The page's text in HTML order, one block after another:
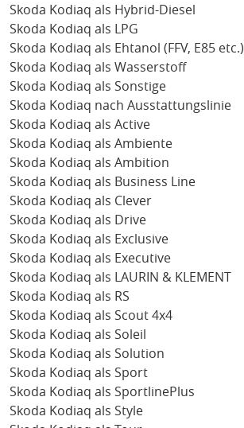
Skoda Kodiaq als Hybrid-Diesel
Skoda Kodiaq als LPG
Skoda Kodiaq als Ehtanol (FFV, E85 etc.)
Skoda Kodiaq als Wasserstoff
Skoda Kodiaq als Sonstige
Skoda Kodiaq nach Ausstattungslinie
Skoda Kodiaq als Active
Skoda Kodiaq als Ambiente
Skoda Kodiaq als Ambition
Skoda Kodiaq als Business Line
Skoda Kodiaq als Clever
Skoda Kodiaq als Drive
Skoda Kodiaq als Exclusive
Skoda Kodiaq als Executive
Skoda Kodiaq als LAURIN & KLEMENT
Skoda Kodiaq als RS
Skoda Kodiaq als Scout 4x4
Skoda Kodiaq als Soleil
Skoda Kodiaq als Solution
Skoda Kodiaq als Sport
Skoda Kodiaq als SportlinePlus
Skoda Kodiaq als Style